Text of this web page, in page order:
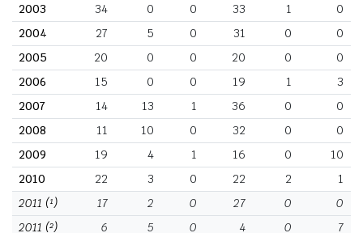
2003
34 0 0 33 1
0
2004
27 5 0 31 0
0
2005
20 0 0 20 0
0
2006
15 0 0 19 1
3
2007
14 13 1 36 0
0
2008
11 10 0 32 0
0
2009
19 4 1 16 0
10
2010
22 3 0 22 2
1
2011 (¹) 17 2 0 27 0
0
2011 (²) 6 5 0 4 0
7